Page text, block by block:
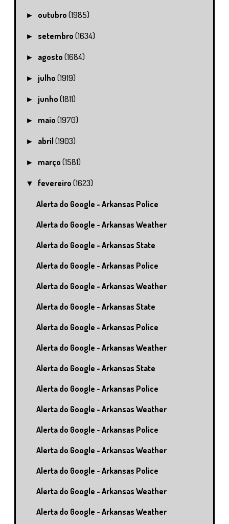
► outubro(1985)
► setembro(1634)
► agosto(1684)
► julho(1919)
► junho(1811)
► maio(1970)
► abril(1903)
► março(1581)
▼ fevereiro(1623)
Alerta do Google - Arkansas Police
Alerta do Google - Arkansas Weather
Alerta do Google - Arkansas State
Alerta do Google - Arkansas Police
Alerta do Google - Arkansas Weather
Alerta do Google - Arkansas State
Alerta do Google - Arkansas Police
Alerta do Google - Arkansas Weather
Alerta do Google - Arkansas State
Alerta do Google - Arkansas Police
Alerta do Google - Arkansas Weather
Alerta do Google - Arkansas Police
Alerta do Google - Arkansas Weather
Alerta do Google - Arkansas Police
Alerta do Google - Arkansas Weather
Alerta do Google - Arkansas Weather